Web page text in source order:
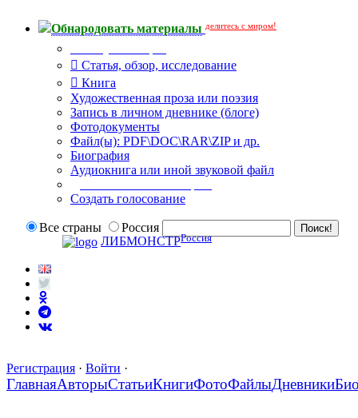
Обнародовать материалы делитесь с миром!
Статья, обзор, исследование
Книга
Художественная проза или поэзия
Запись в личном дневнике (блоге)
Фотодокументы
Файл(ы): PDF\DOC\RAR\ZIP и др.
Биография
Аудиокнига или иной звуковой файл
Создать голосование
Все страны
Россия
ЛИБМОНСТРРоссия
Регистрация · Войти ·
ГлавнаяАвторыСтатьиКнигиФотоФайлыДневники